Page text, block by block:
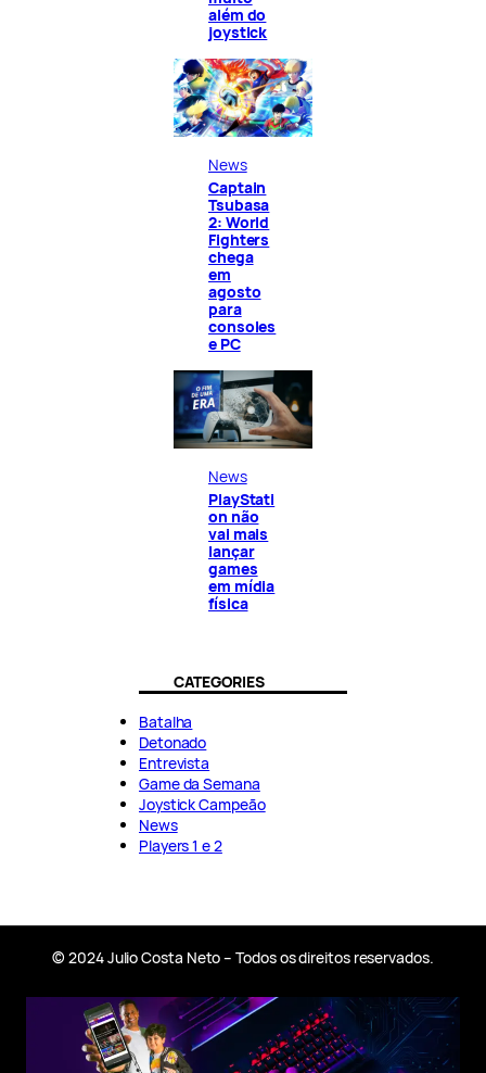
além do
joystick
News
Captain
Tsubasa
2: World
Fighters
chega
em
agosto
para
consoles
e PC
News
PlayStati
on não
vai mais
lançar
games
em mídia
física
CATEGORIES
Batalha
Detonado
Entrevista
Game da Semana
Joystick Campeão
News
Players 1 e 2
© 2024 Julio Costa Neto – Todos os direitos reservados.